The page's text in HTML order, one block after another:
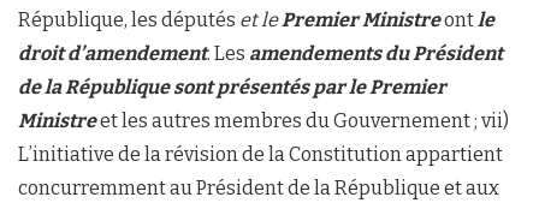
République, les députés et lePremier Ministreont le
droit d’amendement. Les amendements du Président
de la Républiquesont présentés par le Premier
Ministreet les autres membres du Gouvernement ; vii)
L’initiative de la révision de la Constitution appartient
concurremment au Président de la République et aux